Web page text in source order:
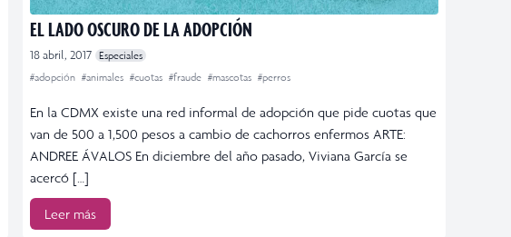
EL LADO OSCURO DE LA ADOPCIÓN
18 abril, 2017 Especiales
#adopción #animales #cuotas #fraude #mascotas #perros
En la CDMX existe una red informal de adopción que pide cuotas que
van de 500 a 1,500 pesos a cambio de cachorros enfermos ARTE:
ANDREE ÁVALOS En diciembre del año pasado, Viviana García se
acercó […]
Leer más